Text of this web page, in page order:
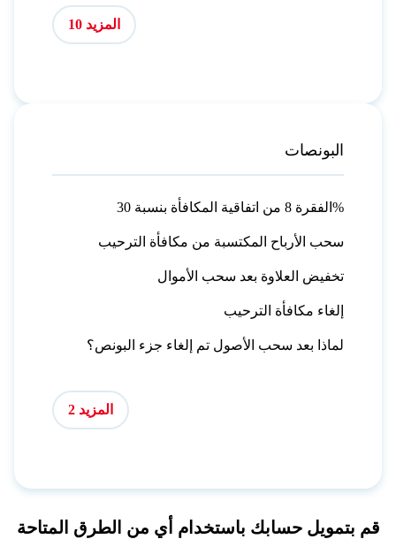
المزيد 10
البونصات
الفقرة 8 من اتفاقية المكافأة بنسبة 30%
سحب الأرباح المكتسبة من مكافأة الترحيب
تخفيض العلاوة بعد سحب الأموال
إلغاء مكافأة الترحيب
لماذا بعد سحب الأصول تم إلغاء جزء البونص؟
المزيد 2
قم بتمويل حسابك باستخدام أي من الطرق المتاحة